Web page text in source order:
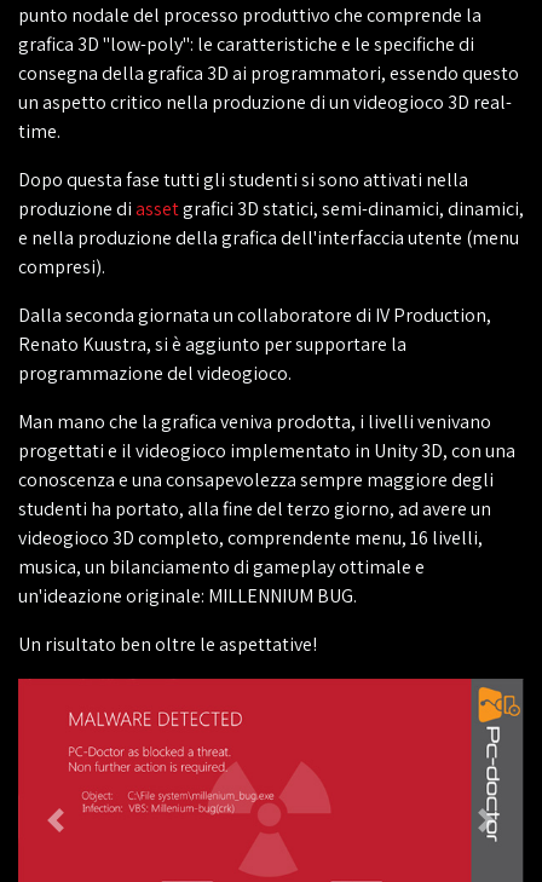
punto nodale del processo produttivo che comprende la
grafica 3D "low-poly": le caratteristiche e le specifiche di
consegna della grafica 3D ai programmatori, essendo questo
un aspetto critico nella produzione di un videogioco 3D real-
time.
Dopo questa fase tutti gli studenti si sono attivati nella
produzione diassetgrafici 3D statici, semi-dinamici, dinamici,
e nella produzione della grafica dell'interfaccia utente (menu
compresi).
Dalla seconda giornata un collaboratore di IV Production,
Renato Kuustra, si è aggiunto per supportare la
programmazione del videogioco.
Man mano che la grafica veniva prodotta, i livelli venivano
progettati e il videogioco implementato in Unity 3D, con una
conoscenza e una consapevolezza sempre maggiore degli
studenti ha portato, alla fine del terzo giorno, ad avere un
videogioco 3D completo, comprendente menu, 16 livelli,
musica, un bilanciamento di gameplay ottimale e
un'ideazione originale: MILLENNIUM BUG.
Un risultato ben oltre le aspettative!